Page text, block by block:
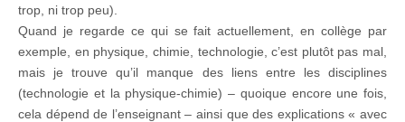
trop, ni trop peu).
Quand je regarde ce qui se fait actuellement, en collège par
exemple, en physique, chimie, technologie, c’est plutôt pas mal,
mais je trouve qu’il manque des liens entre les disciplines
(technologie et la physique-chimie) – quoique encore une fois,
cela dépend de l’enseignant – ainsi que des explications « avec